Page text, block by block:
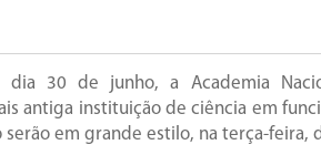
dia 30 de junho, a Academia
antiga instituição de ciência em
em grande estilo, na terça-feira,